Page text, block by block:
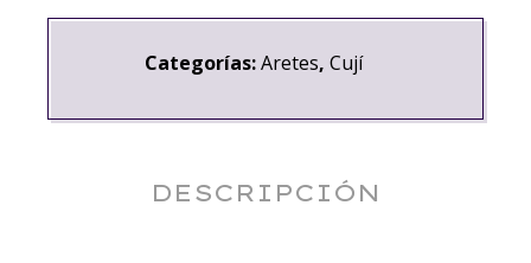
Categorías:Aretes, Cují
DESCRIPCIÓN